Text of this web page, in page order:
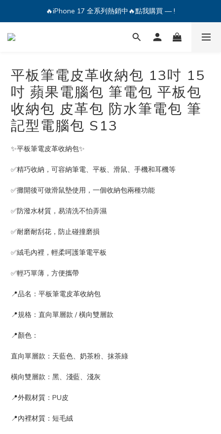
🔥iPhone 17 全系列熱銷中🔥點我購買 — !
💕加入Q哥 Line 新好友領優惠券！🎫
🔥iPhone 17 全系列熱銷中🔥點我購買 — !
平板筆電皮革收納包 13吋 15
吋 蘋果電腦包 筆電包 平板包
收納包 皮革包 防水筆電包 筆
記型電腦包 S13
✨平板筆電皮革收納包✨
✅精巧收納，可容納筆電、平板、滑鼠、手機和耳機等
✅攤開後可做滑鼠墊使用，一個收納包兩種功能
✅防潑水材質，易清洗不怕弄濕
✅耐磨耐刮花，防止碰撞磨損
✅絨毛內裡，輕柔呵護筆電平板
✅輕巧單薄，方便攜帶
📍品名：平板筆電皮革收納包
📍規格：直向單層款 / 橫向雙層款
📍顏色：
直向單層款：天藍色、奶茶粉、抹茶綠
橫向雙層款：黑、淺藍、淺灰
📍外觀材質：PU皮
📍內裡材質：短毛絨